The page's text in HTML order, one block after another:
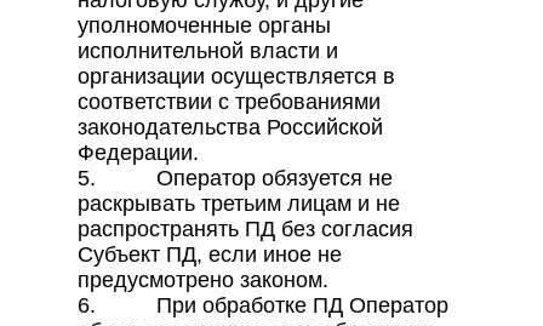
уполномоченные органы
исполнительной власти и
организации осуществляется в
соответствии с требованиями
законодательства Российской
Федерации.
5. Оператор обязуется не
раскрывать третьим лицам и не
распространять ПД без согласия
Субъект ПД, если иное не
предусмотрено законом.
6. При обработке ПД Оператор